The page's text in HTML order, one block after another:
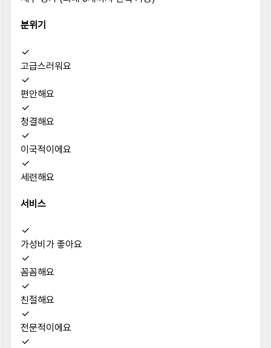
분위기
고급스러워요
편안해요
청결해요
이국적이에요
세련해요
서비스
가성비가 좋아요
꼼꼼해요
친절해요
전문적이에요